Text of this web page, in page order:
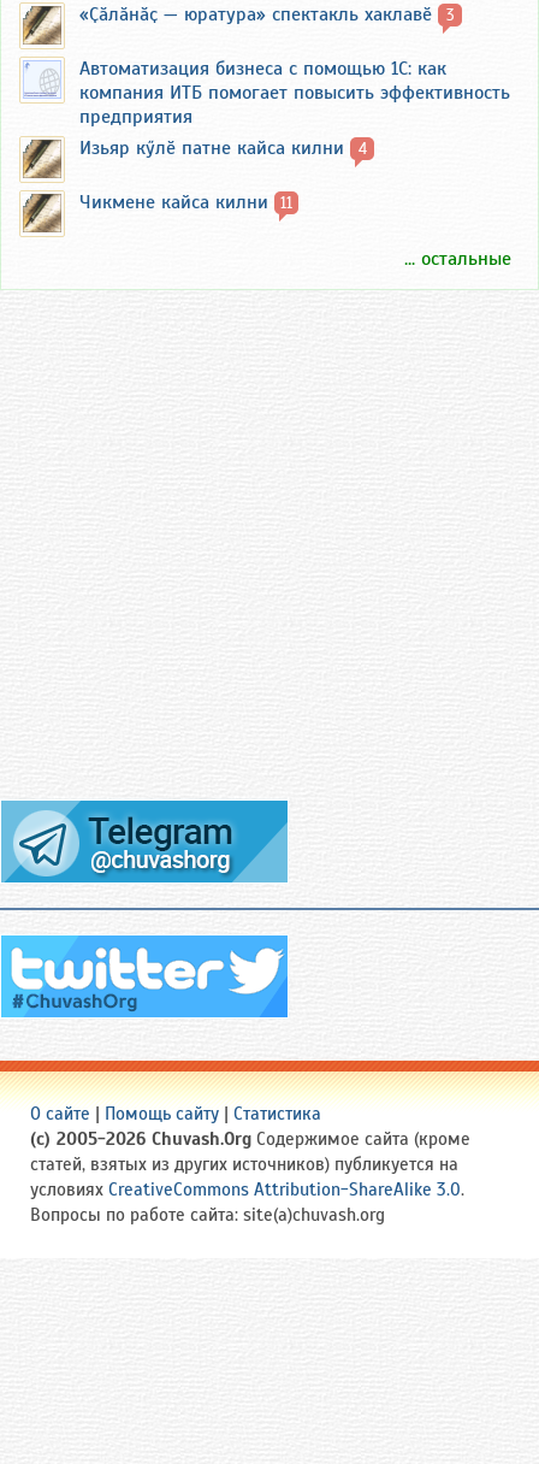
«Ҫӑлӑнӑҫ — юратура» спектакль хаклавӗ
3
Автоматизация бизнеса с помощью 1С: как
компания ИТБ помогает повысить эффективность
предприятия
Изьяр кӳлӗ патне кайса килни
4
Чикмене кайса килни 11
... остальные
О сайте | Помощь сайту | Статистика
(c) 2005-2026 Chuvash.Org Содержимое сайта (кроме
статей, взятых из других источников) публикуется на
условиях CreativeCommons Attribution-ShareAlike 3.0.
Вопросы по работе сайта: site(a)chuvash.org